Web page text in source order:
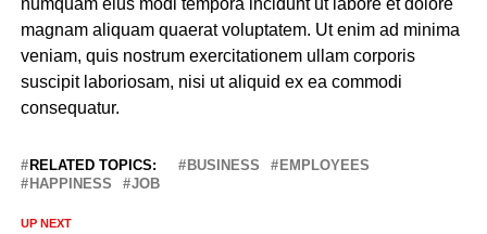
numquam eius modi tempora incidunt ut labore et dolore
magnam aliquam quaerat voluptatem. Ut enim ad minima
veniam, quis nostrum exercitationem ullam corporis
suscipit laboriosam, nisi ut aliquid ex ea commodi
consequatur.
RELATED TOPICS: BUSINESS
EMPLOYEES
HAPPINESS
JOB
UP NEXT